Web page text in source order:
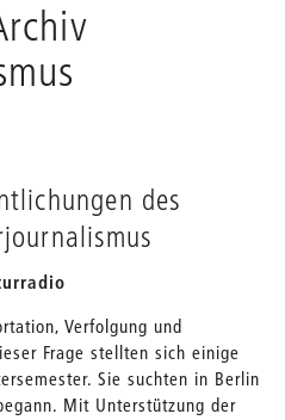
des
Verfolgung und
Frage stellten sich einige
Sie suchten in Berlin
Mit Unterstützung der